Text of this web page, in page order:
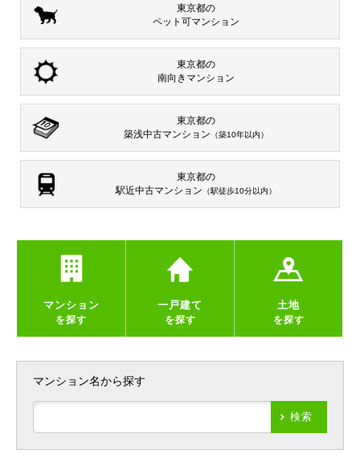
東京都の
ペット可マンション
東京都の
南向き マンション
東京都の
築浅中古マンション （築10年以内）
東京都の
駅近中古マンション （駅徒歩10分以内）
マンション
を探す
一戸建て
を探す
土地
を探す
マンション名から探す
検索